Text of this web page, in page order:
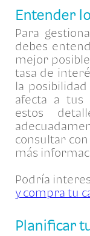
Entender
Para
debes
mejor
tasa de
la
afecta a tus
estos
consultar
más
Podría
y compra tu
Planificar